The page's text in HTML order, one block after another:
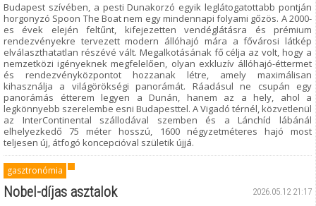
Budapest szívében, a pesti Dunakorzó egyik leglátogatottabb pontján
horgonyzó Spoon The Boat nem egy mindennapi folyami gőzös. A 2000-
es évek elején feltűnt, kifejezetten vendéglátásra és prémium
rendezvényekre tervezett modern állóhajó mára a fővárosi látkép
elválaszthatatlan részévé vált. Megalkotásának fő célja az volt, hogy a
nemzetközi igényeknek megfelelően, olyan exkluzív állóhajó-éttermet
és rendezvényközpontot hozzanak létre, amely maximálisan
kihasználja a világörökségi panorámát. Ráadásul ne csupán egy
panorámás étterem legyen a Dunán, hanem az a hely, ahol a
legkönnyebb szerelembe esni Budapesttel. A Vigadó térnél, közvetlenül
az InterContinental szállodával szemben és a Lánchíd lábánál
elhelyezkedő 75 méter hosszú, 1600 négyzetméteres hajó most
teljesen új, átfogó koncepcióval születik újjá.
gasztronómia
2026.05.12 21:17
Nobel-díjas asztalok